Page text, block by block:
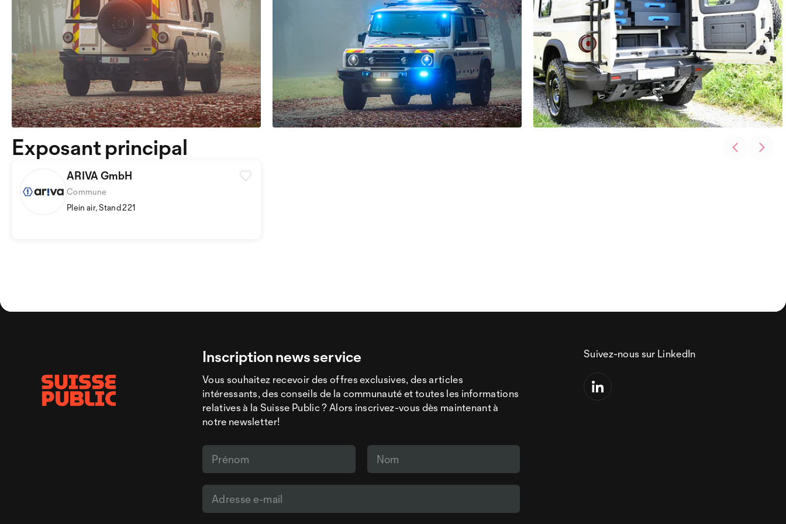
ARIVA GmbH
Commune
Plein air, Stand 221
Exposant principal
Inscription news service
Vous souhaitez recevoir des offres exclusives, des articles
intéressants, des conseils de la communauté et toutes les informations
relatives à la Suisse Public ? Alors inscrivez-vous dès maintenant à
notre newsletter!
Suivez-nous sur LinkedIn